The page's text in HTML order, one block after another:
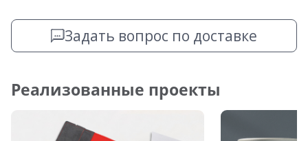
Задать вопрос по доставке
Реализованные проекты